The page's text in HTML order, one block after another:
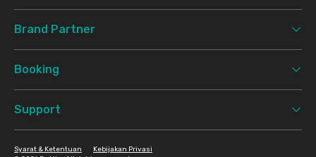
Brand Partner
Booking
Support
Syarat & Ketentuan Kebijakan Privasi